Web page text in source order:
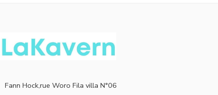
Fann Hock,rue Woro Fila villa N°06